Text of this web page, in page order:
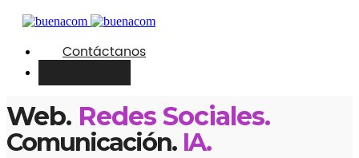
Contáctanos
Web. Redes Sociales.
Comunicación. IA.